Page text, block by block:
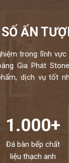
ẤN
trong lĩnh
Gia Phát
dịch vụ tốt
1.000+
Đá bàn bếp chất
liệu thạch anh